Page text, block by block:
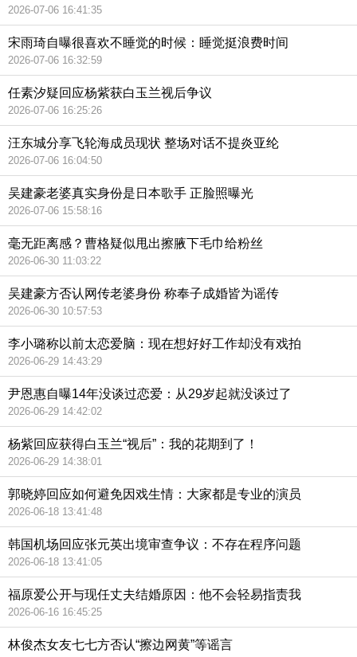
2026-07-06 16:41:35
宋雨琦自曝很喜欢不睡觉的时候：睡觉挺浪费时间
2026-07-06 16:32:59
任素汐疑回应杨紫获白玉兰视后争议
2026-07-06 16:25:26
汪东城分享飞轮海成员现状 整场对话不提炎亚纶
2026-07-06 16:04:50
吴建豪老婆真实身份是日本歌手 正脸照曝光
2026-07-06 15:58:16
毫无距离感？曹格疑似甩出擦腋下毛巾给粉丝
2026-06-30 11:03:22
吴建豪方否认网传老婆身份 称奉子成婚皆为谣传
2026-06-30 10:57:53
李小璐称以前太恋爱脑：现在想好好工作却没有戏拍
2026-06-29 14:43:29
尹恩惠自曝14年没谈过恋爱：从29岁起就没谈过了
2026-06-29 14:42:02
杨紫回应获得白玉兰“视后”：我的花期到了！
2026-06-29 14:38:01
郭晓婷回应如何避免因戏生情：大家都是专业的演员
2026-06-18 13:41:48
韩国机场回应张元英出境审查争议：不存在程序问题
2026-06-18 13:41:05
福原爱公开与现任丈夫结婚原因：他不会轻易指责我
2026-06-16 16:45:25
林俊杰女友七七方否认“擦边网黄”等谣言